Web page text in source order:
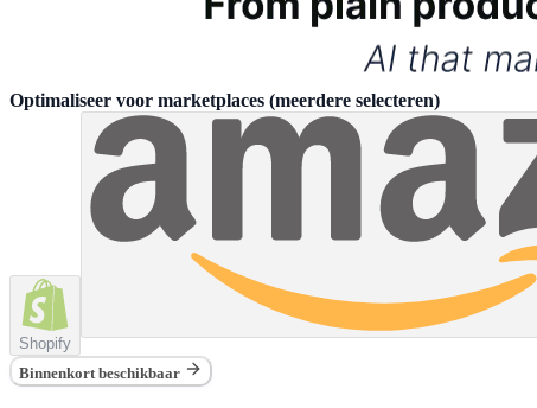
Optimaliseer voor marketplaces (meerdere selecteren)
Shopify
Binnenkort beschikbaar